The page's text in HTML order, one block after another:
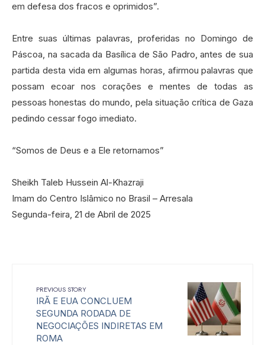
em defesa dos fracos e oprimidos”.
Entre suas últimas palavras, proferidas no Domingo de
Páscoa, na sacada da Basílica de São Padro, antes de sua
partida desta vida em algumas horas, afirmou palavras que
possam ecoar nos corações e mentes de todas as
pessoas honestas do mundo, pela situação crítica de Gaza
pedindo cessar fogo imediato.
“Somos de Deus e a Ele retornamos”
Sheikh Taleb Hussein Al-Khazraji
Imam do Centro Islâmico no Brasil – Arresala
Segunda-feira, 21 de Abril de 2025
PREVIOUS STORY
IRÃ E EUA CONCLUEM
SEGUNDA RODADA DE
NEGOCIAÇÕES INDIRETAS EM
ROMA